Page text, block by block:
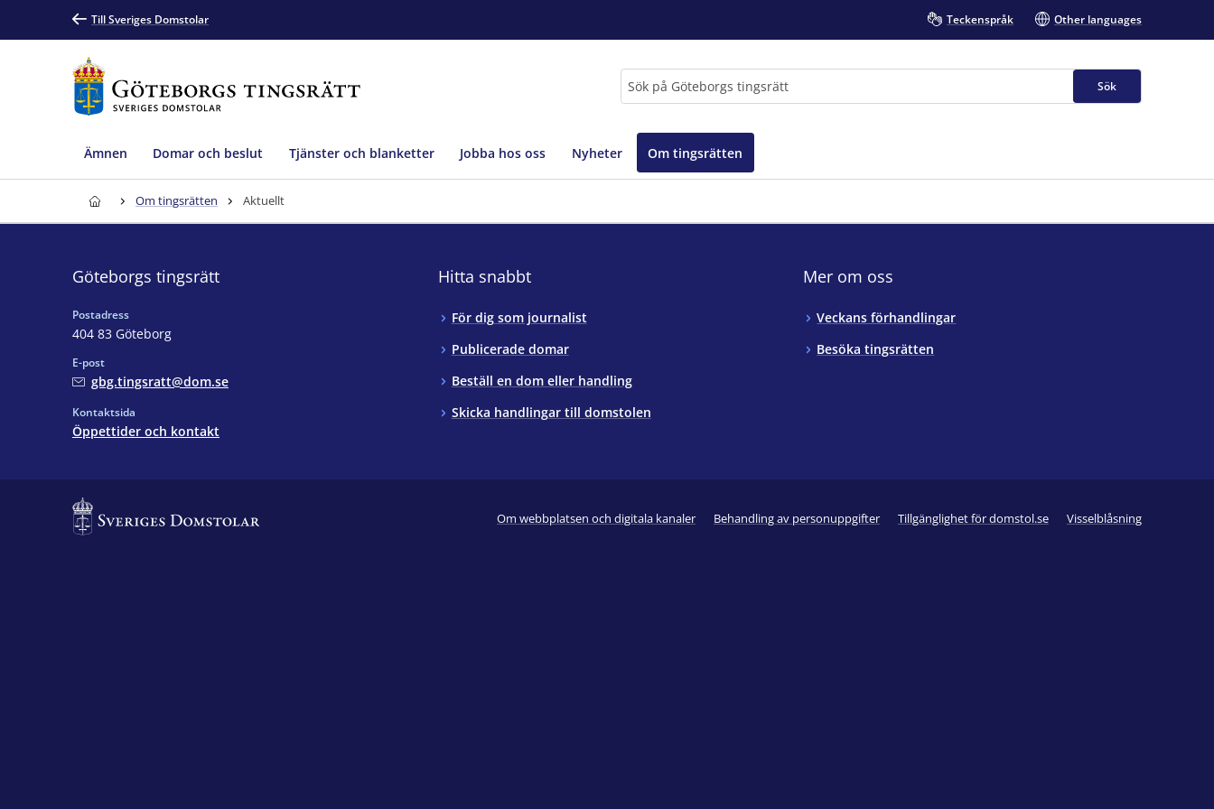
Till Sveriges Domstolar Teckenspråk Other languages
Sök
Ämnen Domar och beslut Tjänster och blanketter Jobba hos oss Nyheter Om tingsrätten
Om tingsrätten Aktuellt
Göteborgs tingsrätt
Postadress
404 83 Göteborg
E-post
gbg.tingsratt@dom.se
Kontaktsida
Öppettider och kontakt
Hitta snabbt
För dig som journalist
Publicerade domar
Beställ en dom eller handling
Skicka handlingar till domstolen
Mer om oss
Veckans förhandlingar
Besöka tingsrätten
Om webbplatsen och digitala kanaler Behandling av personuppgifter Tillgänglighet för domstol.se Visselblåsning